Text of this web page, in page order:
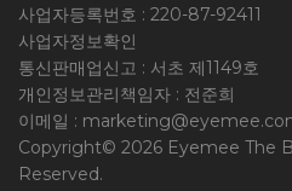
사업자등록번호 : 220-87-92411
사업자정보확인
통신판매업신고 : 서초 제1149호
개인정보관리책임자 : 전준희
이메일 :
Copyright© 2026 Eyemee The
Reserved.